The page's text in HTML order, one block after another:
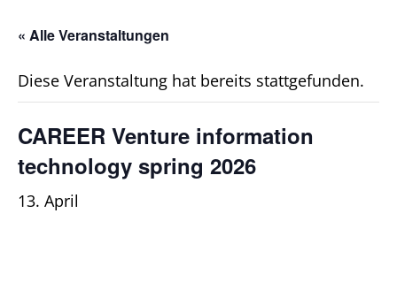
« Alle Veranstaltungen
Diese Veranstaltung hat bereits stattgefunden.
CAREER Venture information
technology spring 2026
13. April